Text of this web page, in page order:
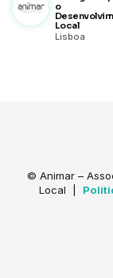
"Capacitação de
guias de
da identidade e
trabalharam na
do têxtil, na
o
Local
Lisboa
© Animar –
Local |